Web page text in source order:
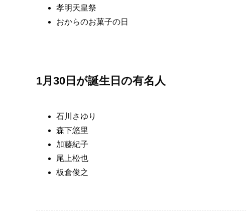
孝明天皇祭
おからのお菓子の日
1月30日が誕生日の有名人
石川さゆり
森下悠里
加藤紀子
尾上松也
板倉俊之